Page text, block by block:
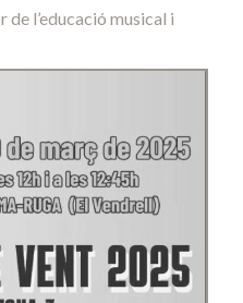
l’educació musical i